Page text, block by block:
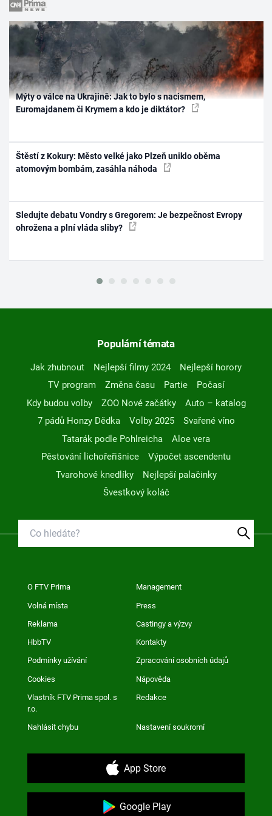
Mýty o válce na Ukrajině: Jak to bylo s nacismem,
Euromajdanem či Krymem a kdo je diktátor?
Štěstí z Kokury: Město velké jako Plzeň uniklo oběma
atomovým bombám, zasáhla náhoda
Sledujte debatu Vondry s Gregorem: Je bezpečnost Evropy
ohrožena a plní vláda sliby?
Populární témata
Jak zhubnout Nejlepší filmy 2024
Nejlepší horory
TV program
Změna času Partie
Počasí
Kdy budou volby
ZOO Nové začátky
Auto – katalog
7 pádů Honzy Dědka
Volby 2025
Svařené víno
Tatarák podle Pohlreicha
Aloe vera
Pěstování lichořeřišnice
Výpočet ascendentu
Tvarohové knedlíky
Nejlepší palačinky
Švestkový koláč
O FTV Prima Management
Volná místa Press
Reklama Castingy a výzvy
HbbTV Kontakty
Podmínky užívání Zpracování osobních údajů
Cookies Nápověda
Vlastník FTV Prima spol. s
r.o.
Redakce
Nahlásit chybu Nastavení soukromí
App Store
Google Play